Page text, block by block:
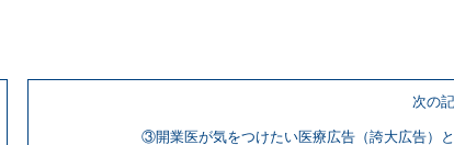
次の
③開業医が気をつけたい医療広告（誇大広告）